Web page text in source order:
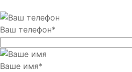
Ваш телефон*
Ваше имя*